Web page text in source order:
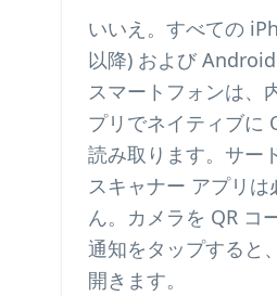
いいえ。すべての
以降) および
スマートフォンは、
プリでネイティブに
読み取ります。サー
スキャナー アプリは
ん。カメラを QR コ
通知をタップすると
開きます。